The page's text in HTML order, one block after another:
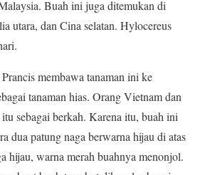
Buah ini juga ditemukan di
utara, dan Cina selatan. Hylocereus
membawa tanaman ini ke
tanaman hias. Orang Vietnam dan
sebagai berkah. Karena itu, buah ini
dua patung naga berwarna hijau di atas
hijau, warna merah buahnya menonjol.